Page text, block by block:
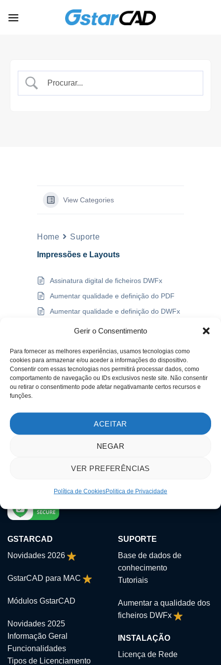
Gerir o Consentimento
Para fornecer as melhores experiências, usamos tecnologias como
cookies para armazenar e/ou aceder a informações do dispositivo.
Consentir com essas tecnologias nos permitirá processar dados, como
comportamento de navegação ou IDs exclusivos neste site. Não consentir
ou retirar o consentimento pode afetar negativamante certos recursos e
funções.
ACEITAR
NEGAR
VER PREFERÊNCIAS
Política de CookiesPolitica de Privacidade
View Categories
Home Suporte
Impressões e Layouts
Assinatura digital de ficheiros DWFx
Aumentar qualidade e definição do PDF
Aumentar qualidade e definição do DWFx
SOBRE NÓS
Sobre nós
Testemunhos
GSTARCAD
Novidades 2026
GstarCAD para MAC
Módulos GstarCAD
Novidades 2025
Informação Geral
Funcionalidades
Tipos de Licenciamento
SUPORTE
Base de dados de
conhecimento
Tutoriais
Aumentar a qualidade dos
ficheiros DWFx
INSTALAÇÃO
Licença de Rede